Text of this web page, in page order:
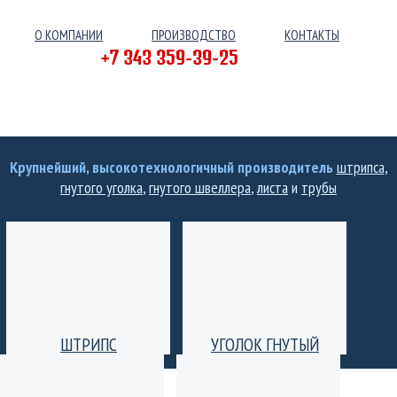
О КОМПАНИИ ПРОИЗВОДСТВО КОНТАКТЫ
+7 343 359-39-25
Крупнейший, высокотехнологичный производительштрипса,
гнутого уголка,гнутого швеллера,листаи трубы
ШТРИПС УГОЛОК ГНУТЫЙ